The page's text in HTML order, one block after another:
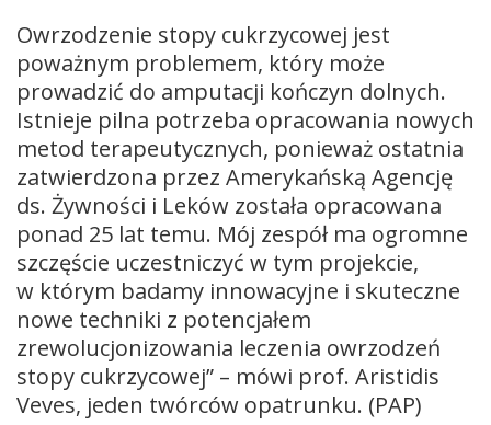
Owrzodzenie stopy cukrzycowej jest
poważnym problemem, który może
prowadzić do amputacji kończyn dolnych.
Istnieje pilna potrzeba opracowania nowych
metod terapeutycznych, ponieważ ostatnia
zatwierdzona przez Amerykańską Agencję
ds. Żywności i Leków została opracowana
ponad 25 lat temu. Mój zespół ma ogromne
szczęście uczestniczyć w tym projekcie,
w którym badamy innowacyjne i skuteczne
nowe techniki z potencjałem
zrewolucjonizowania leczenia owrzodzeń
stopy cukrzycowej” – mówi prof. Aristidis
Veves, jeden twórców opatrunku. (PAP)